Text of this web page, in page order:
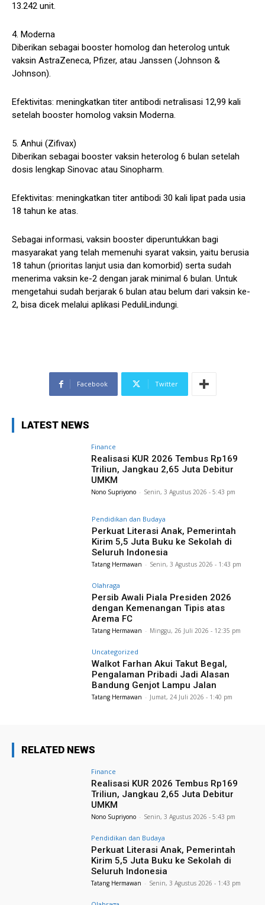
13.242 unit.
4. Moderna
Diberikan sebagai booster homolog dan heterolog untuk
vaksin AstraZeneca, Pfizer, atau Janssen (Johnson &
Johnson).
Efektivitas: meningkatkan titer antibodi netralisasi 12,99 kali
setelah booster homolog vaksin Moderna.
5. Anhui (Zifivax)
Diberikan sebagai booster vaksin heterolog 6 bulan setelah
dosis lengkap Sinovac atau Sinopharm.
Efektivitas: meningkatkan titer antibodi 30 kali lipat pada usia
18 tahun ke atas.
Sebagai informasi, vaksin booster diperuntukkan bagi
masyarakat yang telah memenuhi syarat vaksin, yaitu berusia
18 tahun (prioritas lanjut usia dan komorbid) serta sudah
menerima vaksin ke-2 dengan jarak minimal 6 bulan. Untuk
mengetahui sudah berjarak 6 bulan atau belum dari vaksin ke-
2, bisa dicek melalui aplikasi PeduliLindungi.
Facebook Twitter
LATEST NEWS
Finance
Realisasi KUR 2026 Tembus Rp169
Triliun, Jangkau 2,65 Juta Debitur
UMKM
Nono Supriyono - Senin, 3 Agustus 2026 - 5:43 pm
Pendidikan dan Budaya
Perkuat Literasi Anak, Pemerintah
Kirim 5,5 Juta Buku ke Sekolah di
Seluruh Indonesia
Tatang Hermawan - Senin, 3 Agustus 2026 - 1:43 pm
Olahraga
Persib Awali Piala Presiden 2026
dengan Kemenangan Tipis atas
Arema FC
Tatang Hermawan - Minggu, 26 Juli 2026 - 12:35 pm
Uncategorized
Walkot Farhan Akui Takut Begal,
Pengalaman Pribadi Jadi Alasan
Bandung Genjot Lampu Jalan
Tatang Hermawan - Jumat, 24 Juli 2026 - 1:40 pm
RELATED NEWS
Finance
Realisasi KUR 2026 Tembus Rp169
Triliun, Jangkau 2,65 Juta Debitur
UMKM
Nono Supriyono - Senin, 3 Agustus 2026 - 5:43 pm
Pendidikan dan Budaya
Perkuat Literasi Anak, Pemerintah
Kirim 5,5 Juta Buku ke Sekolah di
Seluruh Indonesia
Tatang Hermawan - Senin, 3 Agustus 2026 - 1:43 pm